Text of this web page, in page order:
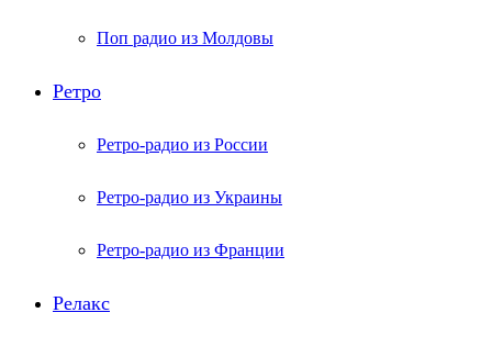
Поп радио из Молдовы
Ретро
Ретро-радио из России
Ретро-радио из Украины
Ретро-радио из Франции
Релакс